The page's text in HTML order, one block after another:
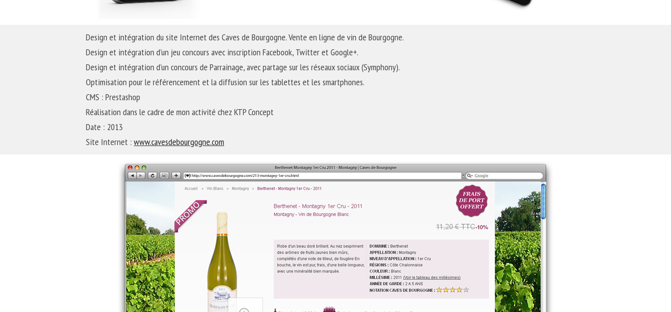
Design et intégration du site Internet des Caves de Bourgogne. Vente en ligne de vin de Bourgogne.
Design et intégration d’un jeu concours avec inscription Facebook, Twitter et Google+.
Design et intégration d’un concours de Parrainage, avec partage sur les réseaux sociaux (Symphony).
Optimisation pour le référencement et la diffusion sur les tablettes et les smartphones.
CMS : Prestashop
Réalisation dans le cadre de mon activité chez KTP Concept
Date : 2013
Site Internet : www.cavesdebourgogne.com